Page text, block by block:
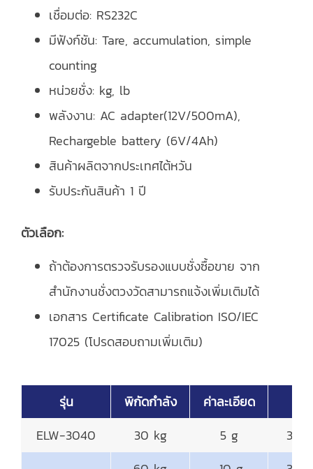
เชื่อมต่อ: RS232C
มีฟังก์ชัน: Tare, accumulation, simple
counting
หน่วยชั่ง: kg, lb
พลังงาน: AC adapter(12V/500mA),
Rechargeble battery (6V/4Ah)
สินค้าผลิตจากประเทศไต้หวัน
รับประกันสินค้า 1 ปี
ตัวเลือก:
ถ้าต้องการตรวจรับรองแบบชั่งซื้อขาย จาก
สำนักงานชั่งตวงวัดสามารถแจ้งเพิ่มเติมได้
เอกสาร Certificate Calibration ISO/IEC
17025 (โปรดสอบถามเพิ่มเติม)
รุ่น พิกัดกำลัง
ค่าละเอียด
ELW-3040
30 kg 5 g